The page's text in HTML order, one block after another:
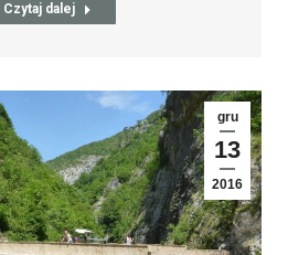
Czytaj dalej
gru
13
2016